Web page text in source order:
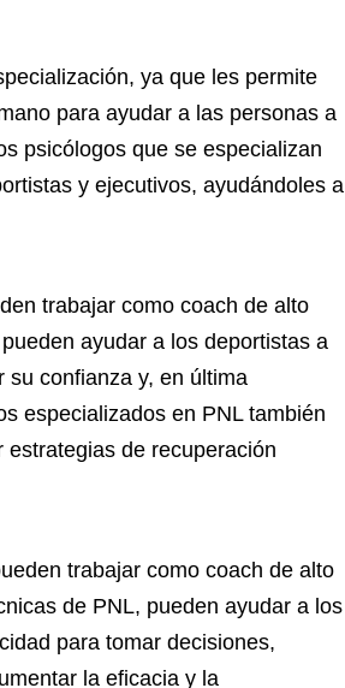
ya que les permite
para ayudar a las personas a
psicólogos que se especializan
y ejecutivos, ayudándoles a
trabajar como coach de alto
ayudar a los deportistas a
su confianza y, en última
especializados en PNL también
de recuperación
trabajar como coach de alto
de PNL, pueden ayudar a los
para tomar decisiones,
la eficacia y la